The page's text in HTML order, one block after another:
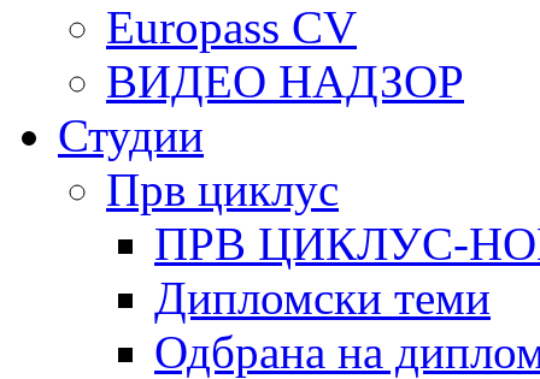
Europass CV
ВИДЕО НАДЗОР
Студии
Прв циклус
ПРВ ЦИКЛУС-
Дипломски теми
Одбрана на